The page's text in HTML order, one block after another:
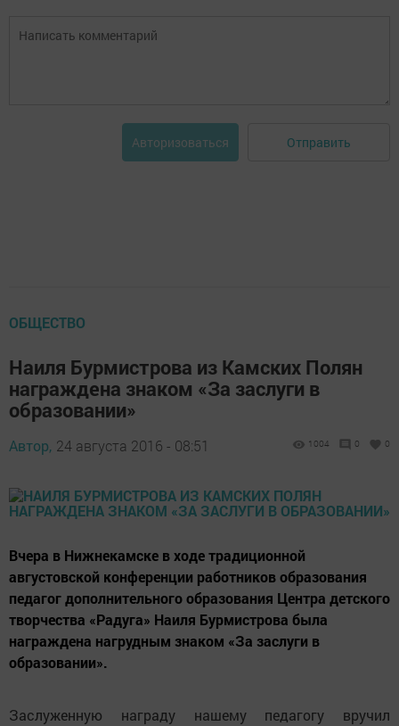
Авторизоваться Отправить
ОБЩЕСТВО
Наиля Бурмистрова из Камских Полян
награждена знаком «За заслуги в
образовании»
Автор, 24 августа 2016 - 08:51 1004 0 0
Вчера в Нижнекамске в ходе традиционной
августовской конференции работников образования
педагог дополнительного образования Центра детского
творчества «Радуга» Наиля Бурмистрова была
награждена нагрудным знаком «За заслуги в
образовании».
Заслуженную награду нашему педагогу вручил